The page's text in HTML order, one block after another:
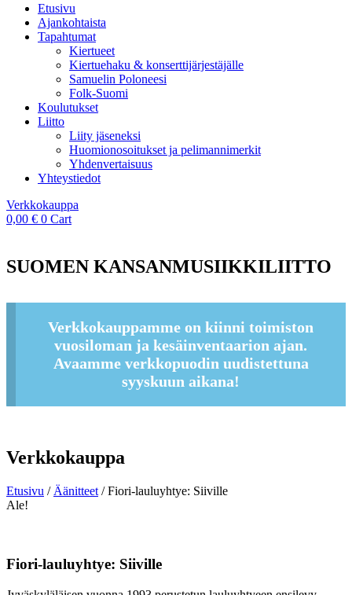
Etusivu
Ajankohtaista
Tapahtumat
Kiertueet
Kiertuehaku & konserttijärjestäjälle
Samuelin Poloneesi
Folk-Suomi
Koulutukset
Liitto
Liity jäseneksi
Huomionosoitukset ja pelimannimerkit
Yhdenvertaisuus
Yhteystiedot
Verkkokauppa
0,00 € 0 Cart
SUOMEN KANSANMUSIIKKILIITTO
Verkkokauppamme on kiinni toimiston
vuosiloman ja kesäinventaarion ajan.
Avaamme verkkopuodin uudistettuna
syyskuun aikana!
Verkkokauppa
Etusivu / Äänitteet / Fiori-lauluyhtye: Siiville
Ale!
Fiori-lauluyhtye: Siiville